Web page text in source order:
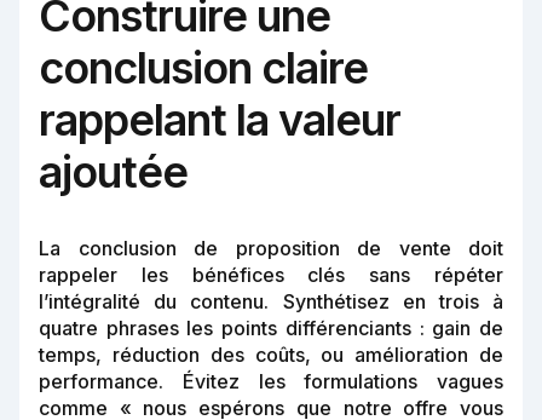
Construire une
conclusion claire
rappelant la valeur
ajoutée
La conclusion de proposition de vente doit
rappeler les bénéfices clés sans répéter
l’intégralité du contenu. Synthétisez en trois à
quatre phrases les points différenciants : gain de
temps, réduction des coûts, ou amélioration de
performance. Évitez les formulations vagues
comme « nous espérons que notre offre vous